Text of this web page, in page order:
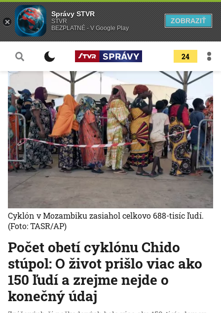
24
Počet obetí cyklónu Chido
stúpol: O život prišlo viac ako
150 ľudí a zrejme nejde o
konečný údaj
Cyklón v Mozambiku zasiahol celkovo 688-tisíc ľudí.
(Foto: TASR/AP)
Správy STVR
STVR
BEZPLATNÉ - V Google Play
ZOBRAZIŤ